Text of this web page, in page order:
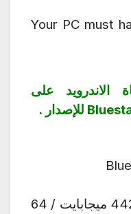
Your PC must
الاندرويد على
للإصدار .
حجم الملف: 32 بت بحجم 442 ميجابايت / 64